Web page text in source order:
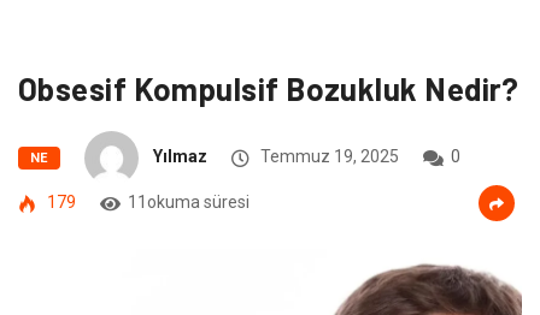
Obsesif Kompulsif Bozukluk Nedir?
NE Yılmaz Temmuz 19, 2025 0
179 11okuma süresi